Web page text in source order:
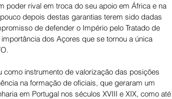
poder rival em troca do seu apoio em África e na
depois destas garantias terem sido dadas
de defender o Império pelo Tratado de
dos Açores que se tornou a única
instrumento de valorização das posições
na formação de oficiais, que geraram um
em Portugal nos séculos XVIII e XIX, como até